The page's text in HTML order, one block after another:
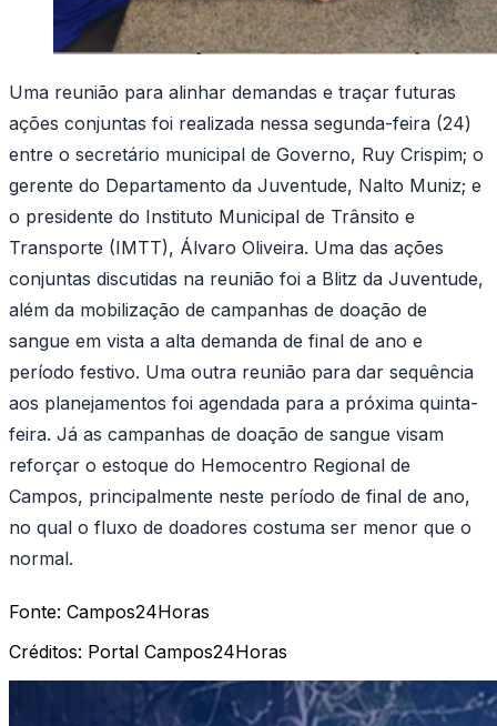
Uma reunião para alinhar demandas e traçar futuras
ações conjuntas foi realizada nessa segunda-feira (24)
entre o secretário municipal de Governo, Ruy Crispim; o
gerente do Departamento da Juventude, Nalto Muniz; e
o presidente do Instituto Municipal de Trânsito e
Transporte (IMTT), Álvaro Oliveira. Uma das ações
conjuntas discutidas na reunião foi a Blitz da Juventude,
além da mobilização de campanhas de doação de
sangue em vista a alta demanda de final de ano e
período festivo. Uma outra reunião para dar sequência
aos planejamentos foi agendada para a próxima quinta-
feira. Já as campanhas de doação de sangue visam
reforçar o estoque do Hemocentro Regional de
Campos, principalmente neste período de final de ano,
no qual o fluxo de doadores costuma ser menor que o
normal.
Fonte: Campos24Horas
Créditos: Portal Campos24Horas